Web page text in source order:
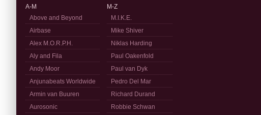
A-M
Above and Beyond
Airbase
Alex M.O.R.P.H.
Aly and Fila
Andy Moor
Anjunabeats Worldwide
Armin van Buuren
Aurosonic
M-Z
M.I.K.E.
Mike Shiver
Niklas Harding
Paul Oakenfold
Paul van Dyk
Pedro Del Mar
Richard Durand
Robbie Schwan